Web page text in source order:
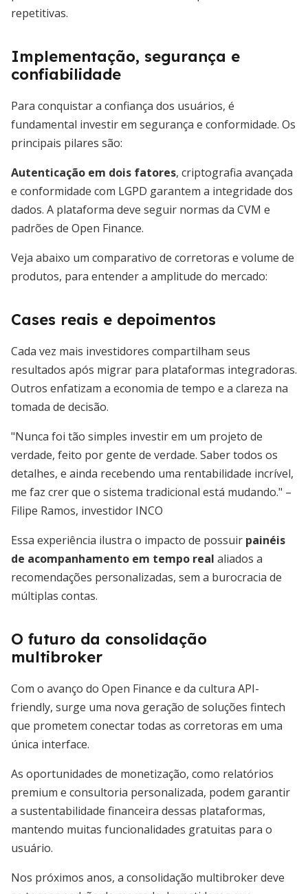
repetitivas.
Implementação, segurança e
confiabilidade
Para conquistar a confiança dos usuários, é
fundamental investir em segurança e conformidade. Os
principais pilares são:
Autenticação em dois fatores, criptografia avançada
e conformidade com LGPD garantem a integridade dos
dados. A plataforma deve seguir normas da CVM e
padrões de Open Finance.
Veja abaixo um comparativo de corretoras e volume de
produtos, para entender a amplitude do mercado:
Cases reais e depoimentos
Cada vez mais investidores compartilham seus
resultados após migrar para plataformas integradoras.
Outros enfatizam a economia de tempo e a clareza na
tomada de decisão.
"Nunca foi tão simples investir em um projeto de
verdade, feito por gente de verdade. Saber todos os
detalhes, e ainda recebendo uma rentabilidade incrível,
me faz crer que o sistema tradicional está mudando." –
Filipe Ramos, investidor INCO
Essa experiência ilustra o impacto de possuir painéis
de acompanhamento em tempo real aliados a
recomendações personalizadas, sem a burocracia de
múltiplas contas.
O futuro da consolidação
multibroker
Com o avanço do Open Finance e da cultura API-
friendly, surge uma nova geração de soluções fintech
que prometem conectar todas as corretoras em uma
única interface.
As oportunidades de monetização, como relatórios
premium e consultoria personalizada, podem garantir
a sustentabilidade financeira dessas plataformas,
mantendo muitas funcionalidades gratuitas para o
usuário.
Nos próximos anos, a consolidação multibroker deve